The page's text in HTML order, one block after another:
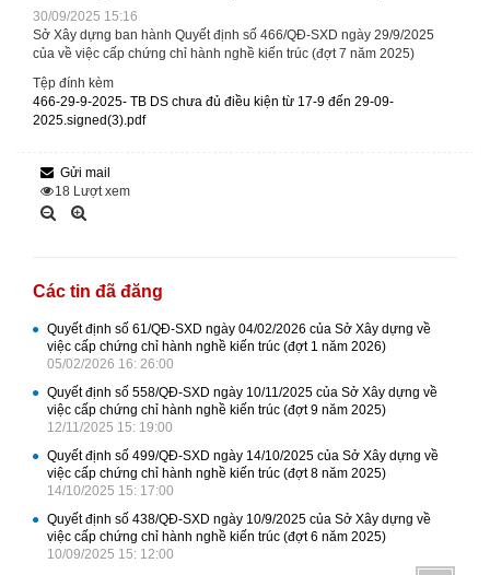
30/09/2025 15:16
Sở Xây dựng ban hành Quyết định số 466/QĐ-SXD ngày 29/9/2025
của về việc cấp chứng chỉ hành nghề kiến trúc (đợt 7 năm 2025)
Tệp đính kèm
466-29-9-2025- TB DS chưa đủ điều kiện từ 17-9 đến 29-09-
2025.signed(3).pdf
Gửi mail
18 Lượt xem
Các tin đã đăng
Quyết định số 61/QĐ-SXD ngày 04/02/2026 của Sở Xây dựng về
việc cấp chứng chỉ hành nghề kiến trúc (đợt 1 năm 2026)
05/02/2026 16: 26:00
Quyết định số 558/QĐ-SXD ngày 10/11/2025 của Sở Xây dựng về
việc cấp chứng chỉ hành nghề kiến trúc (đợt 9 năm 2025)
12/11/2025 15: 19:00
Quyết định số 499/QĐ-SXD ngày 14/10/2025 của Sở Xây dựng về
việc cấp chứng chỉ hành nghề kiến trúc (đợt 8 năm 2025)
14/10/2025 15: 17:00
Quyết định số 438/QĐ-SXD ngày 10/9/2025 của Sở Xây dựng về
việc cấp chứng chỉ hành nghề kiến trúc (đợt 6 năm 2025)
10/09/2025 15: 12:00